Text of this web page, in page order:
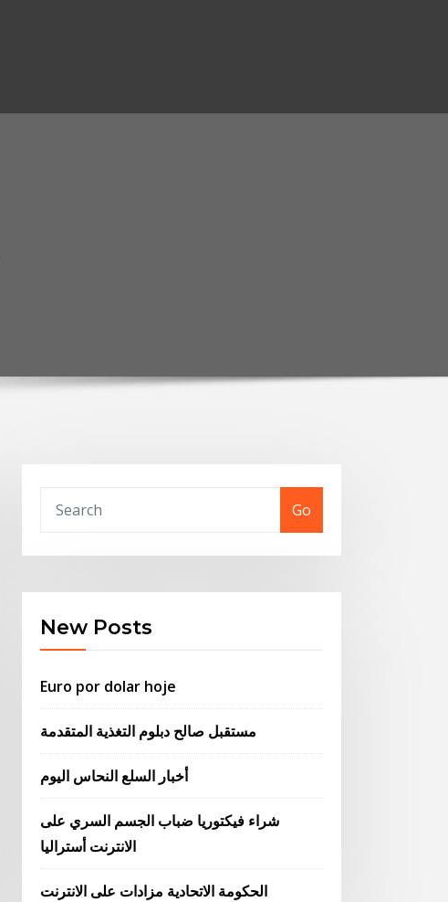
Go
New Posts
Euro por dolar hoje
مستقبل صالح دبلوم التغذية المتقدمة
أخبار السلع النحاس اليوم
شراء فيكتوريا ضباب الجسم السري على
الانترنت أستراليا
الحكومة الاتحادية مزادات على الانترنت